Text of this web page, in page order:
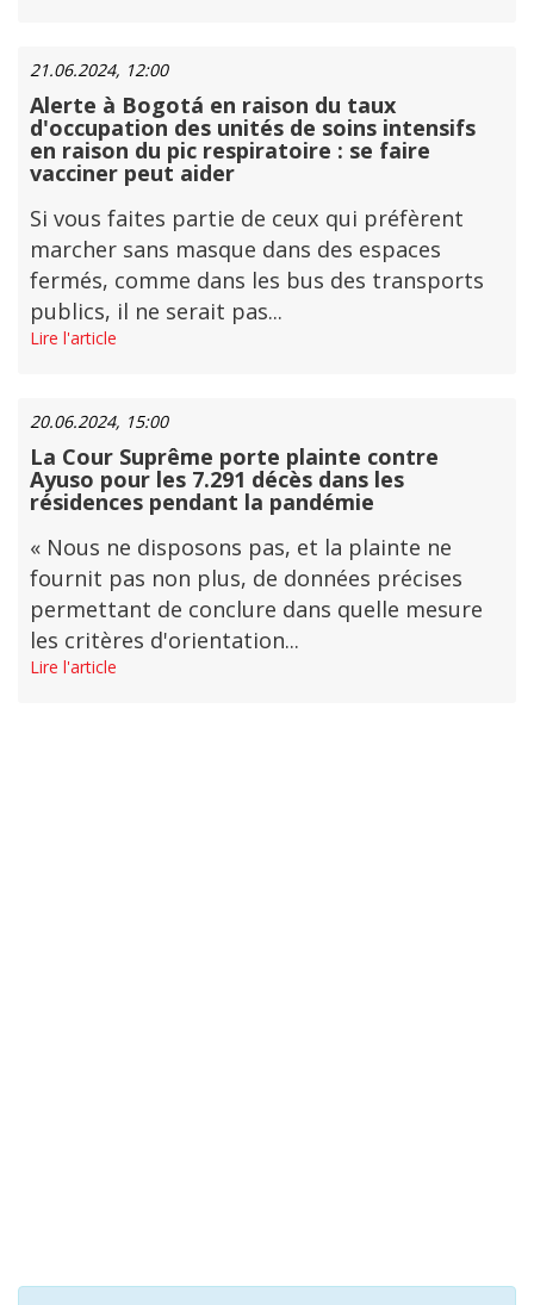
21.06.2024, 12:00
Alerte à Bogotá en raison du taux
d'occupation des unités de soins intensifs
en raison du pic respiratoire : se faire
vacciner peut aider
Si vous faites partie de ceux qui préfèrent
marcher sans masque dans des espaces
fermés, comme dans les bus des transports
publics, il ne serait pas...
Lire l'article
20.06.2024, 15:00
La Cour Suprême porte plainte contre
Ayuso pour les 7.291 décès dans les
résidences pendant la pandémie
« Nous ne disposons pas, et la plainte ne
fournit pas non plus, de données précises
permettant de conclure dans quelle mesure
les critères d'orientation...
Lire l'article